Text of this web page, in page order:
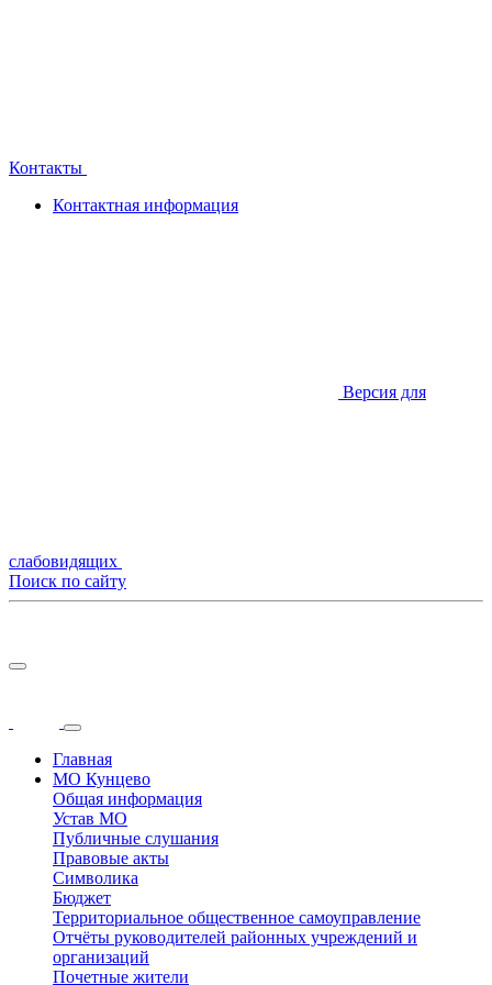
Контакты
Контактная информация
Версия для
слабовидящих
Поиск по сайту
Главная
МО Кунцево
Общая информация
Устав МО
Публичные слушания
Правовые акты
Символика
Бюджет
Территориальное общественное самоуправление
Отчёты руководителей районных учреждений и
организаций
Почетные жители